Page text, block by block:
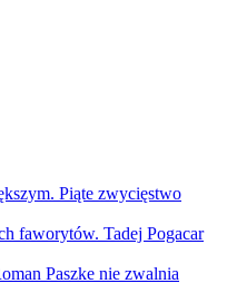
Piąte zwycięstwo
faworytów. Tadej Pogacar
Paszke nie zwalnia